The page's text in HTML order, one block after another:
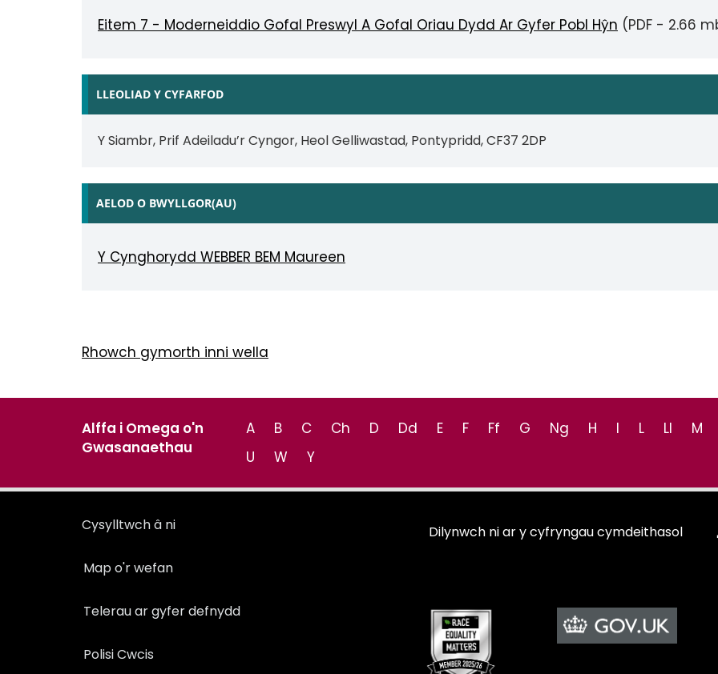
Eitem 7 - Moderneiddio Gofal Preswyl A Gofal Oriau Dydd Ar Gyfer Pobl Hŷn (PDF - 2.66
LLEOLIAD Y CYFARFOD
Y Siambr, Prif Adeiladu’r Cyngor, Heol Gelliwastad, Pontypridd, CF37 2DP
AELOD O BWYLLGOR(AU)
Y Cynghorydd WEBBER BEM Maureen
Rhowch gymorth inni wella
Alffa i Omega o'n
Gwasanaethau
A B C Ch D Dd E F Ff G Ng H I L Ll
M
U
W Y
Cysylltwch â ni
Map o'r wefan
Telerau ar gyfer defnydd
Polisi Cwcis
Dilynwch ni ar y cyfryngau cymdeithasol